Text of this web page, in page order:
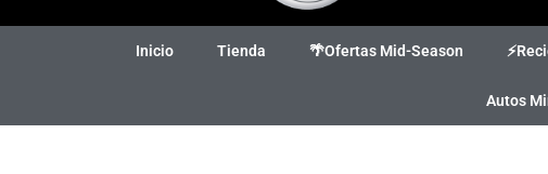
Inicio Tienda 🌴Ofertas Mid-Season
Autos